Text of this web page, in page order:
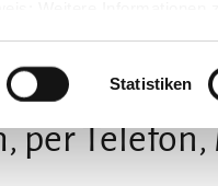
dass hiervon die
Statistiken
uns
per